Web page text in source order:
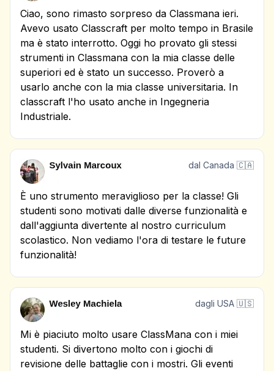
Ciao, sono rimasto sorpreso da Classmana ieri.
Avevo usato Classcraft per molto tempo in Brasile
ma è stato interrotto. Oggi ho provato gli stessi
strumenti in Classmana con la mia classe delle
superiori ed è stato un successo. Proverò a
usarlo anche con la mia classe universitaria. In
classcraft l'ho usato anche in Ingegneria
Industriale.
dal Canada 🇨🇦
È uno strumento meraviglioso per la classe! Gli
studenti sono motivati dalle diverse funzionalità e
dall'aggiunta divertente al nostro curriculum
scolastico. Non vediamo l'ora di testare le future
funzionalità!
dagli USA 🇺🇸
Mi è piaciuto molto usare ClassMana con i miei
studenti. Si divertono molto con i giochi di
revisione delle battaglie con i mostri. Gli eventi